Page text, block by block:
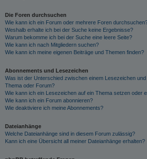
Die Foren durchsuchen
Wie kann ich ein Forum oder mehrere Foren
Weshalb erhalte ich bei der Suche keine Ergebnisse?
Warum bekomme ich bei der Suche eine leere Seite?
Wie kann ich nach Mitgliedern suchen?
Wie kann ich meine eigenen Beiträge und Themen finden?
Abonnements und Lesezeichen
Was ist der Unterschied zwischen einem Lesezeichen
Thema oder Forum?
Wie kann ich ein Lesezeichen auf ein Thema setzen oder
Wie kann ich ein Forum abonnieren?
Wie deaktiviere ich meine Abonnements?
Dateianhänge
Welche Dateianhänge sind in diesem Forum zulässig?
Kann ich eine Übersicht all meiner Dateianhänge erhalten?